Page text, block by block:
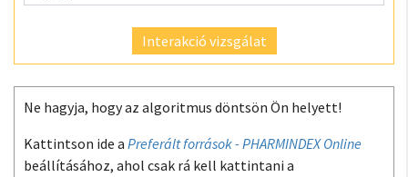
Interakció vizsgálat
Ne hagyja, hogy az algoritmus döntsön Ön helyett!
Kattintson ide a Preferált források - PHARMINDEX Online
beállításához, ahol csak rá kell kattintani a